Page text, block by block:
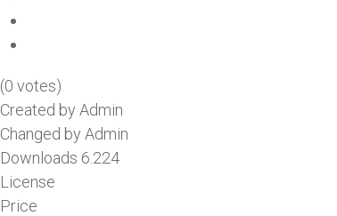
(0 votes)
Created by Admin
Changed by Admin
Downloads 6.224
License
Price